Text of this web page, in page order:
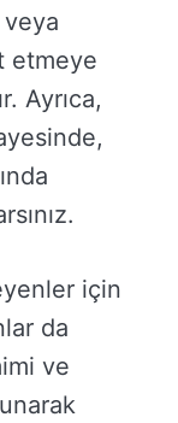
etmeye
Ayrıca,
için
da
ve